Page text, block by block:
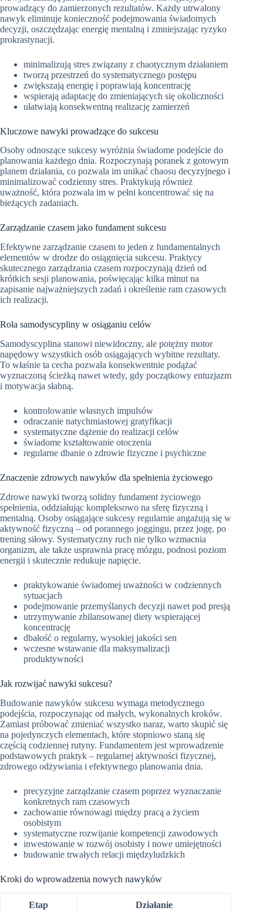
prowadzący do zamierzonych rezultatów. Każdy utrwalony
nawyk eliminuje konieczność podejmowania świadomych
decyzji, oszczędzając energię mentalną i zmniejszając ryzyko
prokrastynacji.
minimalizują stres związany z chaotycznym działaniem
tworzą przestrzeń do systematycznego postępu
zwiększają energię i poprawiają koncentrację
wspierają adaptację do zmieniających się okoliczności
ułatwiają konsekwentną realizację zamierzeń
Kluczowe nawyki prowadzące do sukcesu
Osoby odnoszące sukcesy wyróżnia świadome podejście do
planowania każdego dnia. Rozpoczynają poranek z gotowym
planem działania, co pozwala im unikać chaosu decyzyjnego i
minimalizować codzienny stres. Praktykują również
uważność, która pozwala im w pełni koncentrować się na
bieżących zadaniach.
Zarządzanie czasem jako fundament sukcesu
Efektywne zarządzanie czasem to jeden z fundamentalnych
elementów w drodze do osiągnięcia sukcesu. Praktycy
skutecznego zarządzania czasem rozpoczynają dzień od
krótkich sesji planowania, poświęcając kilka minut na
zapisanie najważniejszych zadań i określenie ram czasowych
ich realizacji.
Rola samodyscypliny w osiąganiu celów
Samodyscyplina stanowi niewidoczny, ale potężny motor
napędowy wszystkich osób osiągających wybitne rezultaty.
To właśnie ta cecha pozwala konsekwentnie podążać
wyznaczoną ścieżką nawet wtedy, gdy początkowy entuzjazm
i motywacja słabną.
kontrolowanie własnych impulsów
odraczanie natychmiastowej gratyfikacji
systematyczne dążenie do realizacji celów
świadome kształtowanie otoczenia
regularne dbanie o zdrowie fizyczne i psychiczne
Znaczenie zdrowych nawyków dla spełnienia życiowego
Zdrowe nawyki tworzą solidny fundament życiowego
spełnienia, oddziałując kompleksowo na sferę fizyczną i
mentalną. Osoby osiągające sukcesy regularnie angażują się w
aktywność fizyczną – od porannego joggingu, przez jogę, po
trening siłowy. Systematyczny ruch nie tylko wzmacnia
organizm, ale także usprawnia pracę mózgu, podnosi poziom
energii i skutecznie redukuje napięcie.
praktykowanie świadomej uważności w codziennych
sytuacjach
podejmowanie przemyślanych decyzji nawet pod presją
utrzymywanie zbilansowanej diety wspierającej
koncentrację
dbałość o regularny, wysokiej jakości sen
wczesne wstawanie dla maksymalizacji
produktywności
Jak rozwijać nawyki sukcesu?
Budowanie nawyków sukcesu wymaga metodycznego
podejścia, rozpoczynając od małych, wykonalnych kroków.
Zamiast próbować zmieniać wszystko naraz, warto skupić się
na pojedynczych elementach, które stopniowo staną się
częścią codziennej rutyny. Fundamentem jest wprowadzenie
podstawowych praktyk – regularnej aktywności fizycznej,
zdrowego odżywiania i efektywnego planowania dnia.
precyzyjne zarządzanie czasem poprzez wyznaczanie
konkretnych ram czasowych
zachowanie równowagi między pracą a życiem
osobistym
systematyczne rozwijanie kompetencji zawodowych
inwestowanie w rozwój osobisty i nowe umiejętności
budowanie trwałych relacji międzyludzkich
Kroki do wprowadzenia nowych nawyków
Etap Działanie